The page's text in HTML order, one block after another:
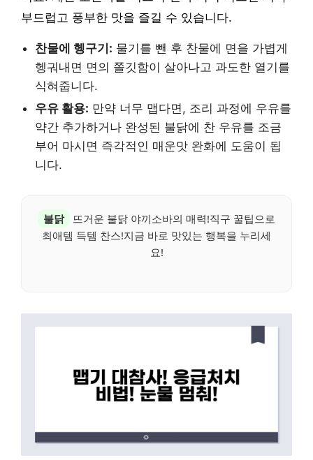
부드럽고 풍부한 맛을 즐길 수 있습니다.
찬물에 헹구기: 물기를 뺀 후 찬물에 면을 가볍게
헹궈내면 면의 쫄깃함이 살아나고 과도한 열기를
식혀줍니다.
우유 활용: 만약 너무 맵다면, 조리 과정에 우유를
약간 추가하거나 완성된 불닭에 찬 우유를 조금
부어 마시면 즉각적인 매운맛 완화에 도움이 됩
니다.
불닭
뜨거운 불닭 야끼소바의 매력!직구 꿀팁으로
최애템 득템 찬스!지금 바로 맛있는 행복을 누리세
요!